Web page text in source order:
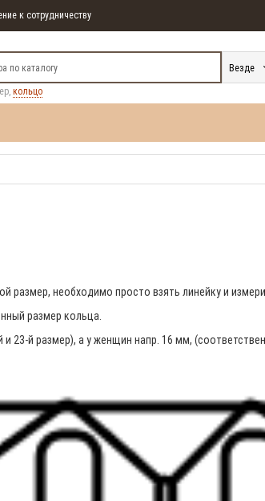
к сотрудничеству
Везде
кольцо
размер, необходимо просто взять линейку и
размер кольца.
23-й размер), а у женщин напр. 16 мм,